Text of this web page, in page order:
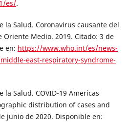
es/.
la Salud. Coronavirus causante del
Medio. 2019. Citado: 3 de
en: https://www.who.int/es/news-
east-respiratory-syndrome-
Salud. COVID-19 Americas
distribution of cases and
junio de 2020. Disponible en: